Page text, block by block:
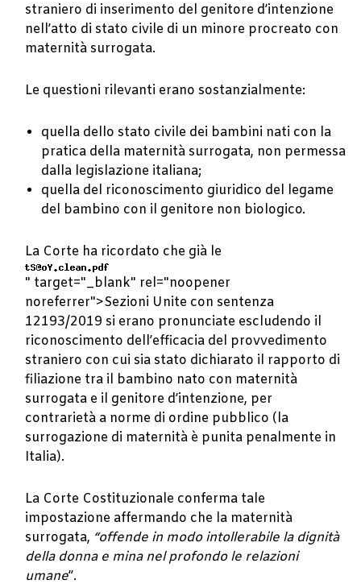
straniero di inserimento del genitore d’intenzione
nell’atto di stato civile di un minore procreato con
maternità surrogata.
Le questioni rilevanti erano sostanzialmente:
quella dello stato civile dei bambini nati con la
pratica della maternità surrogata, non permessa
dalla legislazione italiana;
quella del riconoscimento giuridico del legame
del bambino con il genitore non biologico.
La Corte ha ricordato che già le
" target="_blank" rel="noopener
noreferrer">Sezioni Unite con sentenza
12193/2019 si erano pronunciate escludendo il
riconoscimento dell’efficacia del provvedimento
straniero con cui sia stato dichiarato il rapporto di
filiazione tra il bambino nato con maternità
surrogata e il genitore d’intenzione, per
contrarietà a norme di ordine pubblico (la
surrogazione di maternità è punita penalmente in
Italia).
La Corte Costituzionale conferma tale
impostazione affermando che la maternità
surrogata, “offende in modo intollerabile la dignità
della donna e mina nel profondo le relazioni
umane”.